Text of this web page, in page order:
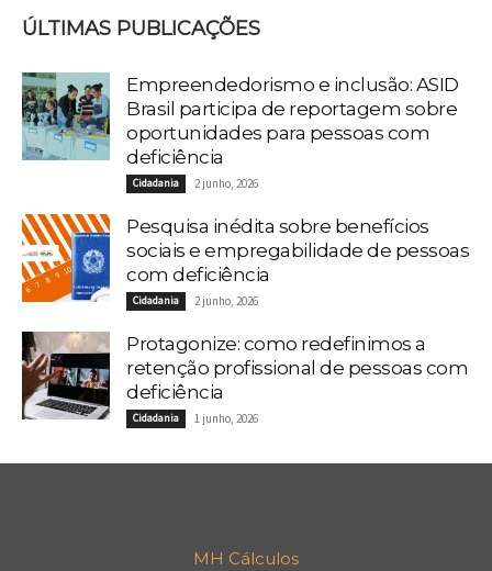
ÚLTIMAS PUBLICAÇÕES
Empreendedorismo e inclusão: ASID
Brasil participa de reportagem sobre
oportunidades para pessoas com
deficiência
Cidadania 2 junho, 2026
Pesquisa inédita sobre benefícios
sociais e empregabilidade de pessoas
com deficiência
Cidadania 2 junho, 2026
Protagonize: como redefinimos a
retenção profissional de pessoas com
deficiência
Cidadania 1 junho, 2026
MH Cálculos